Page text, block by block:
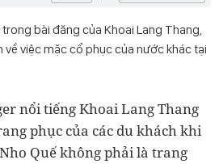
bài đăng của Khoai Lang Thang,
về việc mặc cổ phục của nước khác tại
nổi tiếng Khoai Lang Thang
phục của các du khách khi
Quế không phải là trang